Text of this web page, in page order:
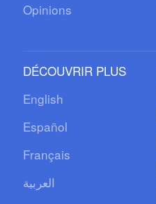
Opinions
DÉCOUVRIR PLUS
English
Español
Français
العربية